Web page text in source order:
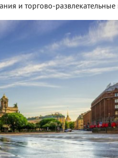
и торгово-